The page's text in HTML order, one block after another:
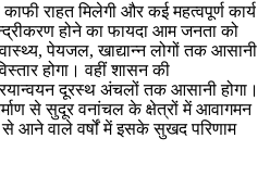
राहत मिलेगी और कई महत्वपूर्ण कार्य
होने का फायदा आम जनता को
पेयजल, खाद्यान्न लोगों तक आसानी
होगा। वहीं शासन की
दूरस्थ अंचलों तक आसानी होगा।
से सुदूर वनांचल के क्षेत्रों में आवागमन
आने वाले वर्षों में इसके सुखद परिणाम